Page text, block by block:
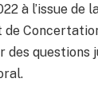
à l’issue
de
des